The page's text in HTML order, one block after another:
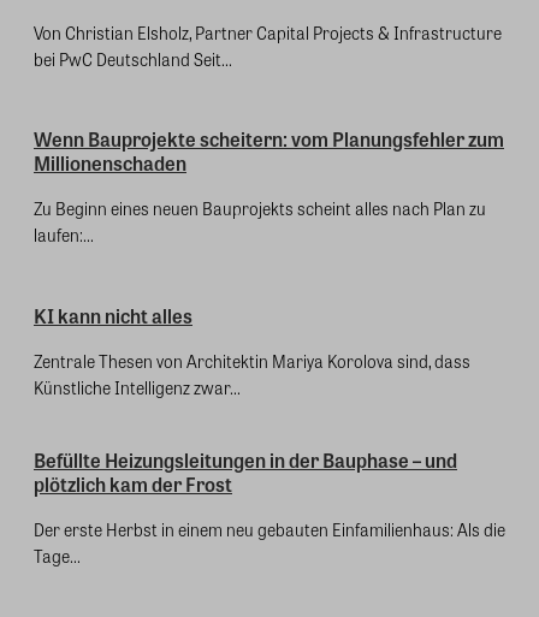
Von Christian Elsholz, Partner Capital Projects & Infrastructure
bei PwC Deutschland Seit...
Wenn Bauprojekte scheitern: vom Planungsfehler zum
Millionenschaden
Zu Beginn eines neuen Bauprojekts scheint alles nach Plan zu
laufen:...
KI kann nicht alles
Zentrale Thesen von Architektin Mariya Korolova sind, dass
Künstliche Intelligenz zwar...
Befüllte Heizungsleitungen in der Bauphase – und
plötzlich kam der Frost
Der erste Herbst in einem neu gebauten Einfamilienhaus: Als die
Tage...